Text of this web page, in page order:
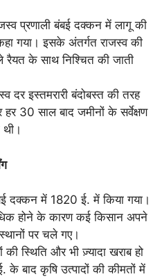
प्रणाली बंबई दक्कन में लागू की
गया। इसके अंतर्गत राजस्व की
रैयत के साथ निश्चित की जाती
दर इस्तमरारी बंदोबस्त की तरह
हर 30 साल बाद जमीनों के सर्वेक्षण
दक्कन में 1820 ई. में किया गया।
होने के कारण कई किसान अपने
पर चले गए।
स्थिति और भी ज़्यादा खराब हो
बाद कृषि उत्पादों की कीमतों में